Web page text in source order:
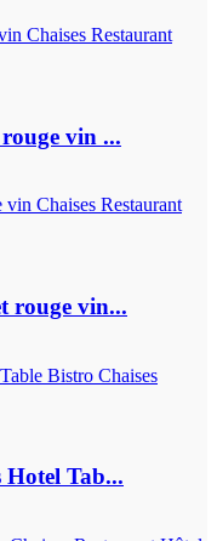
vin ...
rouge vin...
Hotel Tab...